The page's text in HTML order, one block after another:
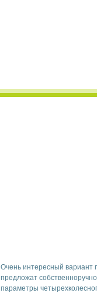
Очень интересный вариант
предложат
параметры